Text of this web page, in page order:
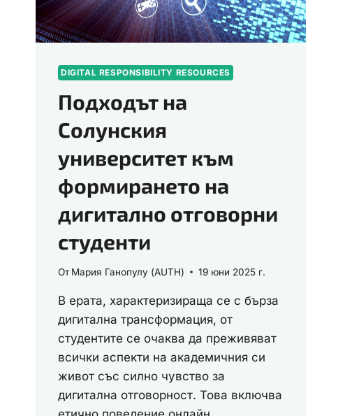
DIGITAL RESPONSIBILITY RESOURCES
Подходът на
Солунския
университет към
формирането на
дигитално отговорни
студенти
От Мария Ганопулу (AUTH) 19 юни 2025 г.
В ерата, характеризираща се с бърза
дигитална трансформация, от
студентите се очаква да преживяват
всички аспекти на академичния си
живот със силно чувство за
дигитална отговорност. Това включва